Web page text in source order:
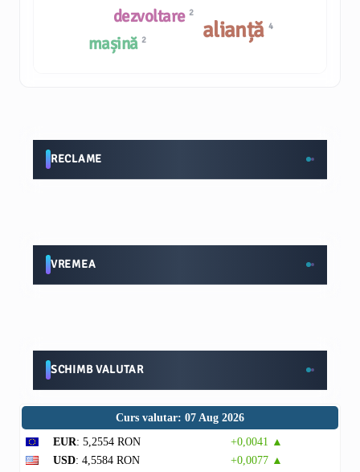
dezvoltare 2
mașină 2 alianță 4
RECLAME
VREMEA
SCHIMB VALUTAR
Curs valutar: 07 Aug 2026
EUR: 5,2554 RON
+0,0041 ▲
USD: 4,5584 RON
+0,0077 ▲